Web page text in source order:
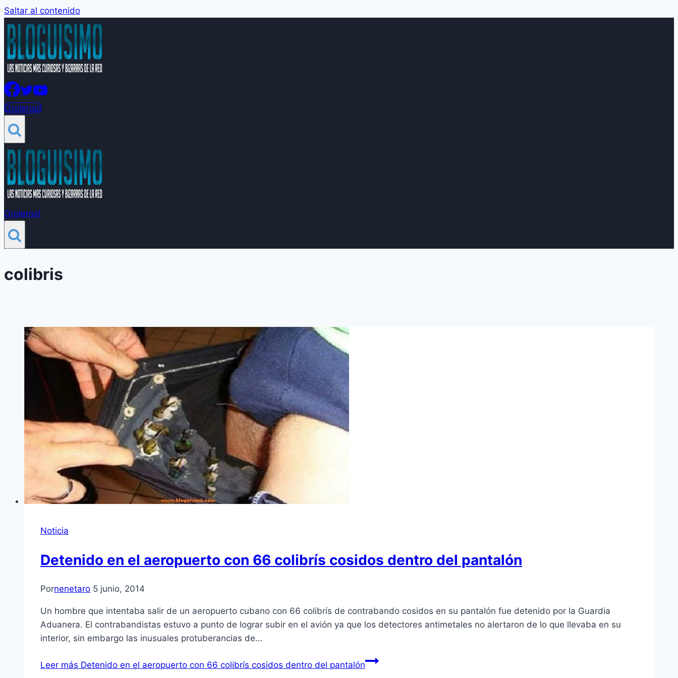
Saltar al contenido
Groleros!
Groleros!
colibris
Noticia
Detenido en el aeropuerto con 66 colibrís cosidos dentro del pantalón
Pornenetaro 5 junio, 2014
Un hombre que intentaba salir de un aeropuerto cubano con 66 colibrís de contrabando cosidos en su pantalón fue detenido por la Guardia
Aduanera. El contrabandistas estuvo a punto de lograr subir en el avión ya que los detectores antimetales no alertaron de lo que llevaba en su
interior, sin embargo las inusuales protuberancias de…
Leer más Detenido en el aeropuerto con 66 colibrís cosidos dentro del pantalón